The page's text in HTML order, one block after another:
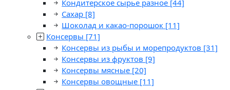
Кондитерское сырье разное [44]
Сахар [8]
Шоколад и какао-порошок [11]
Консервы [71]
Консервы из рыбы и морепродуктов [31]
Консервы из фруктов [9]
Консервы мясные [20]
Консервы овощные [11]